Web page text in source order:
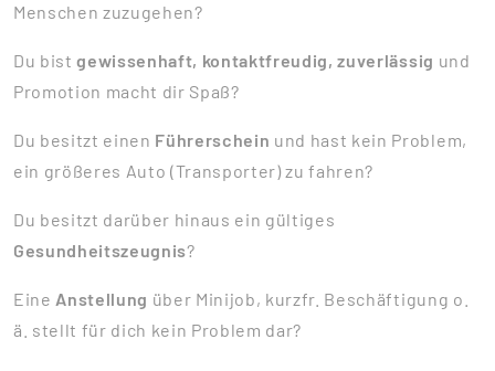
Menschen zuzugehen?
Du bistgewissenhaft, kontaktfreudig, zuverlässig und
Promotion macht dir Spaß?
Du besitzt einen Führerschein und hast kein Problem,
ein größeres Auto (Transporter) zu fahren?
Du besitzt darüber hinaus ein gültiges
Gesundheitszeugnis?
Eine Anstellung über Minijob, kurzfr. Beschäftigung o.
ä. stellt für dich kein Problem dar?